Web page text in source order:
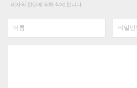
리자의 판단에 의해 삭제 합니다.